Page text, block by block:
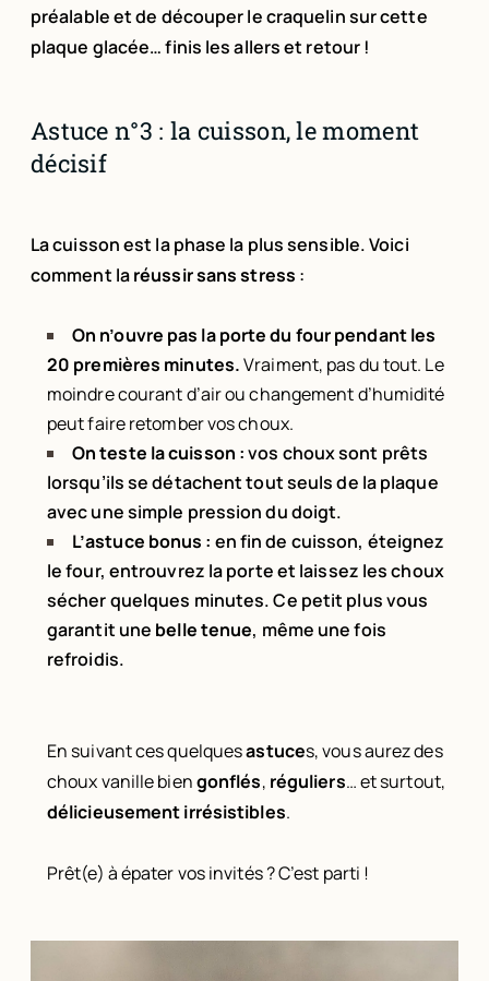
préalable et de découper le craquelin sur cette
plaque glacée… finis les allers et retour !
Astuce n°3 : la cuisson, le moment
décisif
La cuisson est la phase la plus sensible. Voici
comment laréussir sans stress :
On n’ouvre pas la porte du four pendant les
20 premières minutes.Vraiment, pas du tout. Le
moindre courant d’air ou changement d’humidité
peut faire retomber vos choux.
On teste la cuisson :vos choux sont prêts
lorsqu’ils se détachent tout seuls de la plaque
avec une simple pression du doigt.
L’astuce bonus : en fin de cuisson, éteignez
le four, entrouvrez la porte et laissez les choux
sécher quelques minutes. Ce petit plus vous
garantit une belle tenue, même une fois
refroidis.
En suivant ces quelquesastuces, vous aurez des
choux vanille biengonflés, réguliers… et surtout,
délicieusement irrésistibles.
Prêt(e) à épater vos invités ? C’est parti !